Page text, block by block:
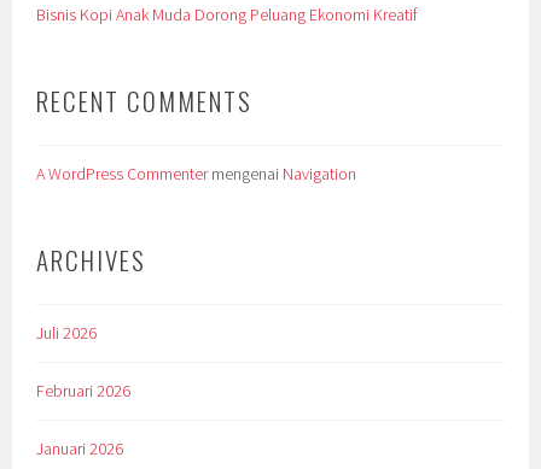
Bisnis Kopi Anak Muda Dorong Peluang Ekonomi Kreatif
RECENT COMMENTS
A WordPress Commentermengenai Navigation
ARCHIVES
Juli 2026
Februari 2026
Januari 2026